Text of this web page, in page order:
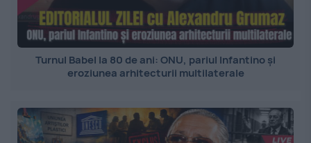
Turnul Babel la 80 de ani: ONU, pariul Infantino și
eroziunea arhitecturii multilaterale